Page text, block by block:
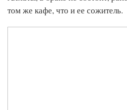
том же кафе, что и ее сожитель.